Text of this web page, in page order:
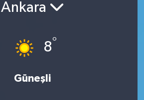
Ankara
8°
Güneşli